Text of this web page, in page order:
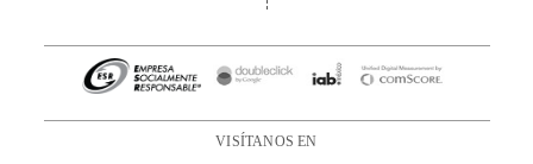
VISÍTANOS EN